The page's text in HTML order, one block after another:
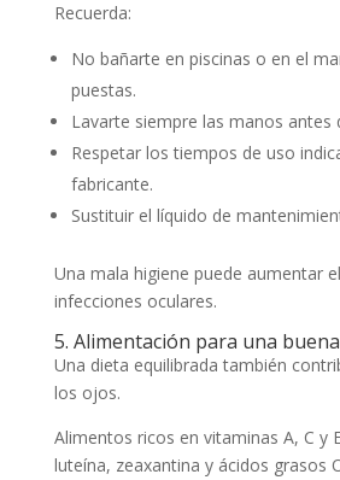
Recuerda:
No bañarte en piscinas o en el
puestas.
Lavarte siempre las manos antes
Respetar los tiempos de uso
fabricante.
Sustituir el líquido de
Una mala higiene puede aumentar
infecciones oculares.
5. Alimentación para una
Una dieta equilibrada también
los ojos.
Alimentos ricos en vitaminas A, C y
luteína, zeaxantina y ácidos grasos